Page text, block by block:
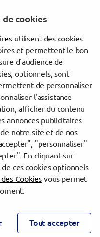
evermaps ©
cookies
utilisent des cookies
et permettent le bon
d'audience de
optionnels, sont
de personnaliser
l'assistance
afficher du contenu
annonces publicitaires
notre site et de nos
"personnaliser"
En cliquant sur
ces cookies optionnels
Cookiesvous permet
Tout accepter